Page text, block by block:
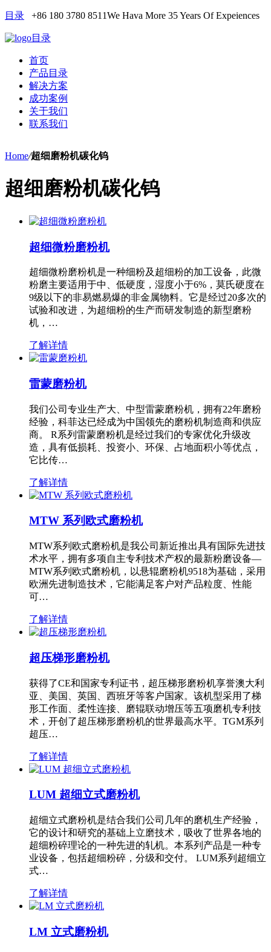
目录 +86 180 3780 8511We Hava More 35 Years Of Expeiences
目录
首页
产品目录
解决方案
成功案例
关于我们
联系我们
Home/超细磨粉机碳化钨
超细磨粉机碳化钨
超细微粉磨粉机
超细微粉磨粉机是一种细粉及超细粉的加工设备，此微
粉磨主要适用于中、低硬度，湿度小于6%，莫氏硬度在
9级以下的非易燃易爆的非金属物料。它是经过20多次的
试验和改进，为超细粉的生产而研发制造的新型磨粉
机，…
了解详情
雷蒙磨粉机
我们公司专业生产大、中型雷蒙磨粉机，拥有22年磨粉
经验，科菲达已经成为中国领先的磨粉机制造商和供应
商。 R系列雷蒙磨粉机是经过我们的专家优化升级改
造，具有低损耗、投资小、环保、占地面积小等优点，
它比传…
了解详情
MTW 系列欧式磨粉机
MTW系列欧式磨粉机是我公司新近推出具有国际先进技
术水平，拥有多项自主专利技术产权的最新粉磨设备—
MTW系列欧式磨粉机，以悬辊磨粉机9518为基础，采用
欧洲先进制造技术，它能满足客户对产品粒度、性能
可…
了解详情
超压梯形磨粉机
获得了CE和国家专利证书，超压梯形磨粉机享誉澳大利
亚、美国、英国、西班牙等客户国家。该机型采用了梯
形工作面、柔性连接、磨辊联动增压等五项磨机专利技
术，开创了超压梯形磨粉机的世界最高水平。TGM系列
超压…
了解详情
LUM 超细立式磨粉机
超细立式磨粉机是结合我们公司几年的磨机生产经验，
它的设计和研究的基础上立磨技术，吸收了世界各地的
超细粉碎理论的一种先进的轧机。本系列产品是一种专
业设备，包括超细粉碎，分级和交付。 LUM系列超细立
式…
了解详情
LM 立式磨粉机